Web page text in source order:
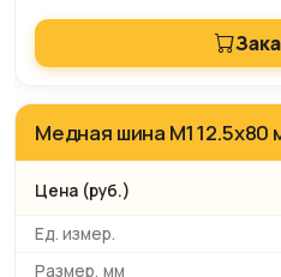
Медная шина М1 12.5х80